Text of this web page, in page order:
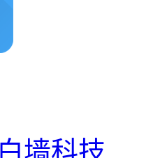
墙科技